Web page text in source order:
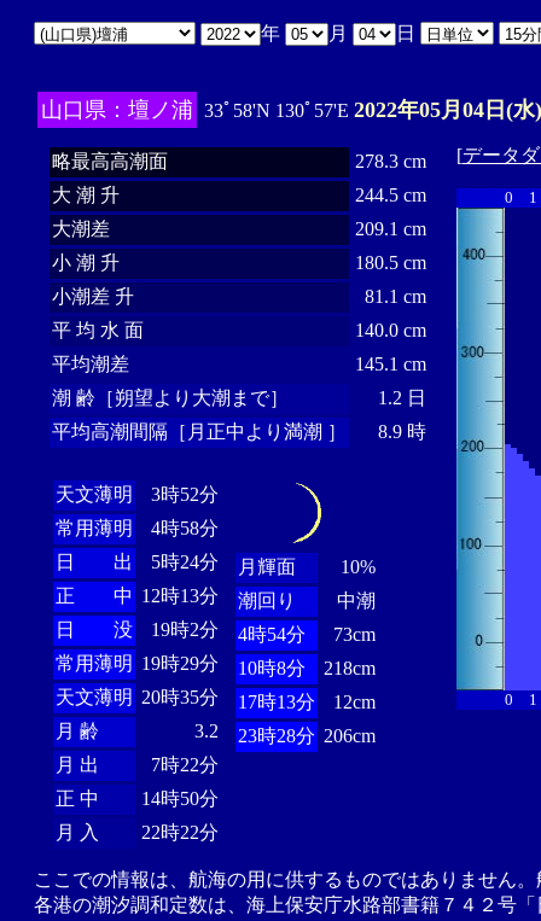
年 月 日
山口県：壇ノ浦 33ﾟ58'N 130ﾟ57'E 2022年05月04日(水)
略最高高潮面
278.3 cm
大 潮 升
244.5 cm
大潮差
209.1 cm
小 潮 升
180.5 cm
小潮差 升
81.1 cm
平 均 水 面
140.0 cm
平均潮差
145.1 cm
潮 齢［朔望より大潮まで］
1.2 日
平均高潮間隔［月正中より満潮 ］
8.9 時
天文薄明
3時52分
常用薄明
4時58分
日 出
5時24分
正 中 12時13分
日 没
19時2分
常用薄明 19時29分
天文薄明 20時35分
月 齢
3.2
月 出
7時22分
正 中
14時50分
月 入
22時22分
月輝面
10%
潮回り
中潮
4時54分
73cm
10時8分
218cm
17時13分
12cm
23時28分 206cm
[データ
0 1
0 1
ここでの情報は、航海の用に供するものではありません
各港の潮汐調和定数は、海上保安庁水路部書籍７４２号